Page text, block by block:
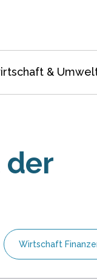
&
der
Wirtschaft